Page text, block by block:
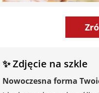
✨ Zdjęcie na szkle
Nowoczesna forma